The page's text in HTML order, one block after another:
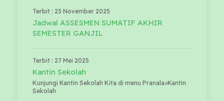
Terbit : 23 November 2025
Jadwal ASSESMEN SUMATIF AKHIR
SEMESTER GANJIL
Terbit : 27 Mei 2025
Kantin Sekolah
Kunjungi Kantin Sekolah Kita di menu Pranala>Kantin
Sekolah